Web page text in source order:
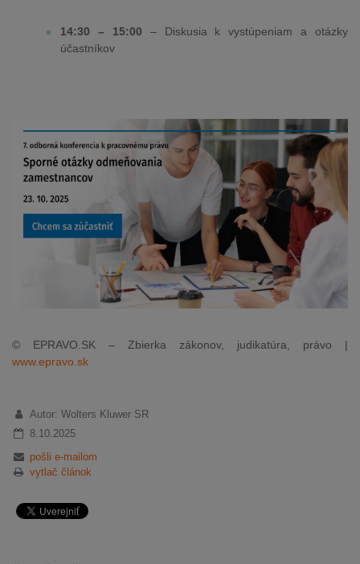
14:30 – 15:00 – Diskusia k vystúpeniam a otázky
účastníkov
© EPRAVO.SK – Zbierka zákonov, judikatúra, právo |
www.epravo.sk
Autor: Wolters Kluwer SR
8.10.2025
pošli e-mailom
vytlač článok